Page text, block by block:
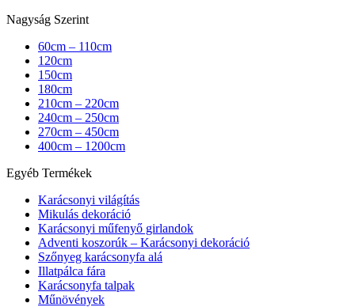
Nagyság Szerint
60cm – 110cm
120cm
150cm
180cm
210cm – 220cm
240cm – 250cm
270cm – 450cm
400cm – 1200cm
Egyéb Termékek
Karácsonyi világítás
Mikulás dekoráció
Karácsonyi műfenyő girlandok
Adventi koszorúk – Karácsonyi dekoráció
Szőnyeg karácsonyfa alá
Illatpálca fára
Karácsonyfa talpak
Műnövények